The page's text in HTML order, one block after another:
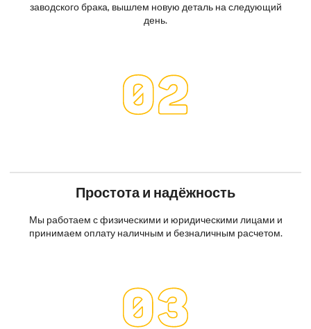
заводского брака, вышлем новую деталь на следующий
день.
Простота и надёжность
Мы работаем с физическими и юридическими лицами и
принимаем оплату наличным и безналичным расчетом.